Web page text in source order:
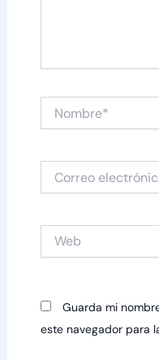
electrónico*
Guarda mi
este navegador para